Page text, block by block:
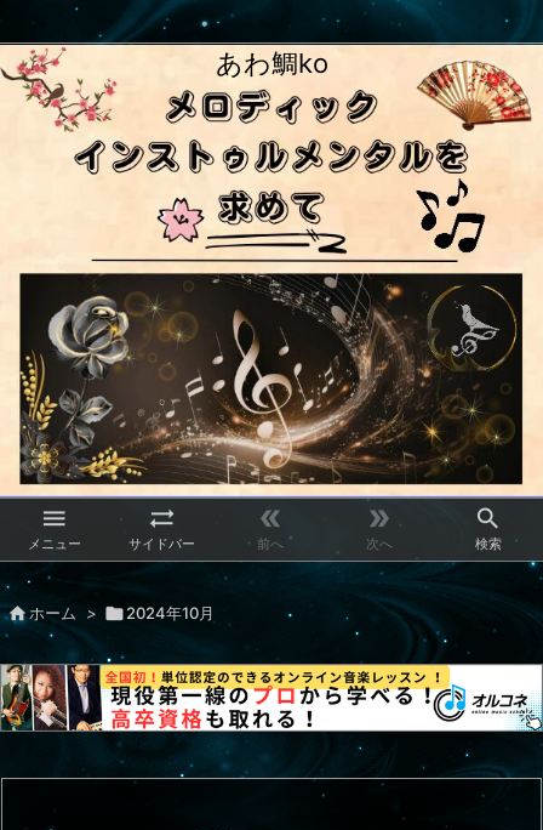
あわ鯛ko

メニュー

サイドバー

前へ

次へ

検索
ホーム > 2024年10月